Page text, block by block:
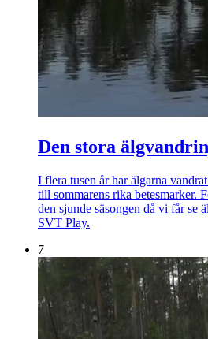
Den stora
I flera tusen år har älgarna
till sommarens rika betesmarker.
den sjunde säsongen då vi får se
SVT Play.
7